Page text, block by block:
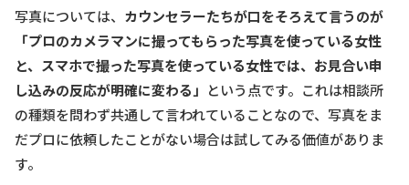
写真については、 カウンセラーたちが口をそろえて言うのが
「プロのカメラマンに撮ってもらった写真を使っている女性
と、スマホで撮った写真を使っている女性では、お見合い申
し込みの反応が明確に変わる」 という点です。これは相談所
の種類を問わず共通して言われていることなので、写真をま
だプロに依頼したことがない場合は試してみる価値がありま
す。